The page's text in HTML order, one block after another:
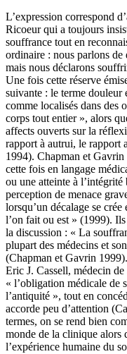
L’expression correspond
Ricoeur qui a toujours
souffrance tout en
ordinaire : nous parlons de
mais nous déclarons
Une fois cette réserve
suivante : le terme douleur
comme localisés dans des
corps tout entier », alors
affects ouverts sur la
rapport à autrui, le rapport
1994). Chapman et
cette fois en langage
ou une atteinte à
perception de menace
lorsqu’un décalage se
l’on fait ou est » (1999).
la discussion : « La
plupart des médecins et
(Chapman et Gavrin
Eric J. Cassell, médecin
« l’obligation médicale de
l’antiquité », tout en
accorde peu d’attention
termes, on se rend bien
monde de la clinique alors
l’expérience humaine du